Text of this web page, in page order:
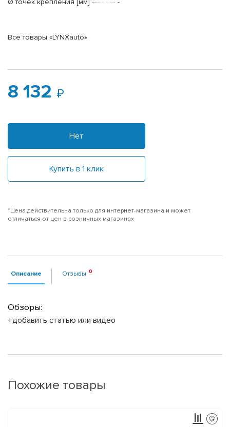
Ø точек крепления [мм]
-
Все товары «LYNXauto»
8 132
Нет
Купить в 1 клик
*Цена действительна только для интернет-магазина и может
отличаться от цен в розничных магазинах
Описание Отзывы
Обзоры:
+добавить статью или видео
Похожие товары